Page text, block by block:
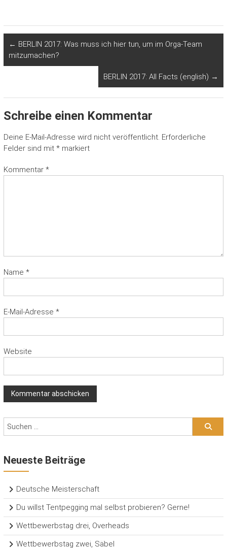
← BERLIN 2017: Was muss ich hier tun, um im Orga-Team
mitzumachen?
BERLIN 2017: All Facts (english) →
Schreibe einen Kommentar
Deine E-Mail-Adresse wird nicht veröffentlicht. Erforderliche
Felder sind mit *markiert
Kommentar *
Name *
E-Mail-Adresse *
Website
Neueste Beiträge
Deutsche Meisterschaft
Du willst Tentpegging mal selbst probieren? Gerne!
Wettbewerbstag drei, Overheads
Wettbewerbstag zwei, Säbel